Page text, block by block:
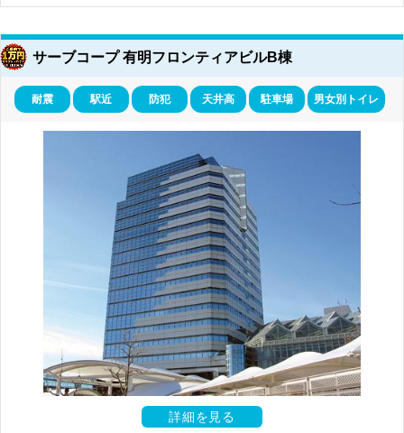
サーブコープ 有明フロンティアビルB棟
耐震 駅近 防犯 天井高 駐車場 男女別トイレ
詳細を見る